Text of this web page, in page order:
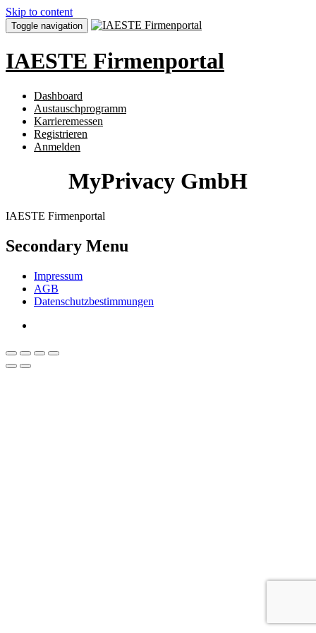
Skip to content
Toggle navigation
IAESTE Firmenportal
Dashboard
Austauschprogramm
Karrieremessen
Registrieren
Anmelden
MyPrivacy GmbH
IAESTE Firmenportal
Secondary Menu
Impressum
AGB
Datenschutzbestimmungen